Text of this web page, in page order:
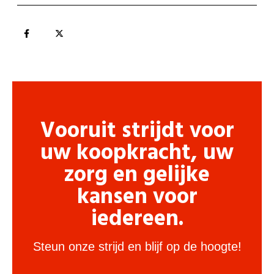
Vooruit strijdt voor
uw koopkracht, uw
zorg en gelijke
kansen voor
iedereen.
Steun onze strijd en blijf op de hoogte!